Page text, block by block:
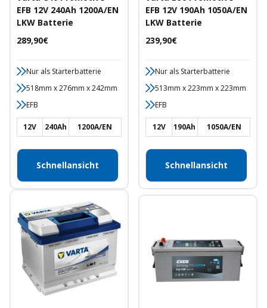
EFB 12V 240Ah 1200A/EN
LKW Batterie
Angebotspreis
289,90€
Nur als Starterbatterie
518mm x 276mm x 242mm
EFB
12V 240Ah 1200A/EN
Schnellansicht
EFB 12V 190Ah 1050A/EN
LKW Batterie
Angebotspreis
239,90€
Nur als Starterbatterie
513mm x 223mm x 223mm
EFB
12V 190Ah 1050A/EN
Schnellansicht